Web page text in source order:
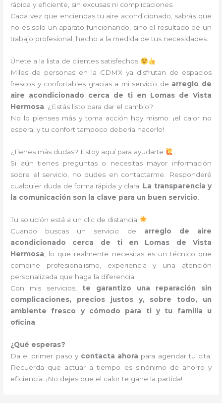
rápida y eficiente, sin excusas ni complicaciones.
Cada vez que enciendas tu aire acondicionado, sabrás que
no es solo un aparato funcionando, sino el resultado de un
trabajo profesional, hecho a la medida de tus necesidades.
Únete a la lista de clientes satisfechos
Miles de personas en la CDMX ya disfrutan de espacios
frescos y confortables gracias a mi servicio de arreglo de
aire acondicionado cerca de ti en Lomas de Vista
Hermosa . ¿Estás listo para dar el cambio?
No lo pienses más y toma acción hoy mismo: ¡el calor no
espera, y tu confort tampoco debería hacerlo!
¿Tienes más dudas? Estoy aquí para ayudarte
Si aún tienes preguntas o necesitas mayor información
sobre el servicio, no dudes en contactarme. Responderé
cualquier duda de forma rápida y clara. La transparencia y
la comunicación son la clave para un buen servicio
Tu solución está a un clic de distancia
Cuando buscas un servicio de arreglo de aire
acondicionado cerca de ti en Lomas de Vista
Hermosa , lo que realmente necesitas es un técnico que
combine profesionalismo, experiencia y una atención
personalizada que haga la diferencia.
Con mis servicios, te garantizo una reparación sin
complicaciones, precios justos y, sobre todo, un
ambiente fresco y cómodo para ti y tu familia u
oficina
¿Qué esperas?
Da el primer paso y contacta ahora para agendar tu cita.
Recuerda que actuar a tiempo es sinónimo de ahorro y
eficiencia. ¡No dejes que el calor te gane la partida!